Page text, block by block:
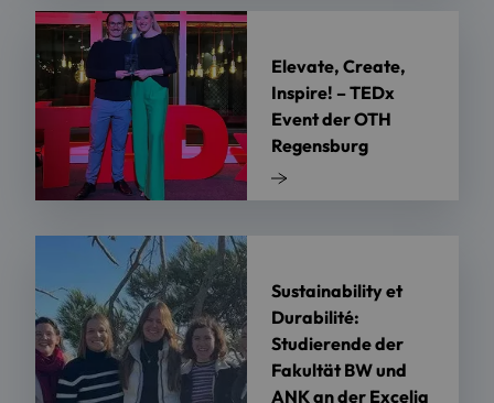
Elevate, Create,
Inspire! – TEDx
Event der OTH
Regensburg
Sustainability et
Durabilité:
Studierende der
Fakultät BW und
ANK an der Excelia